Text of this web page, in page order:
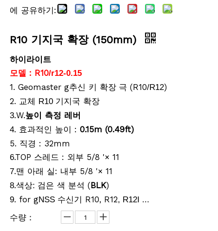
에 공유하기:
R10 기지국 확장 (150mm)
하이라이트
모델 : R10/r12-0.15
1. Geomaster g추신 키 확장 극 (R10/R12)
2. 교체 R10 기지국 확장
3.W.높이 측정 레버
4. 효과적인 높이 : 0.15m (0.49ft)
5. 직경 : 32mm
6.TOP 스레드 : 외부 5/8 '× 11
7.맨 아래 실: 내부 5/8 '× 11
8.색상: 검은 색 분석 (BLK)
9. for gNSS 수신기 R10, R12, R12I ...
수량：